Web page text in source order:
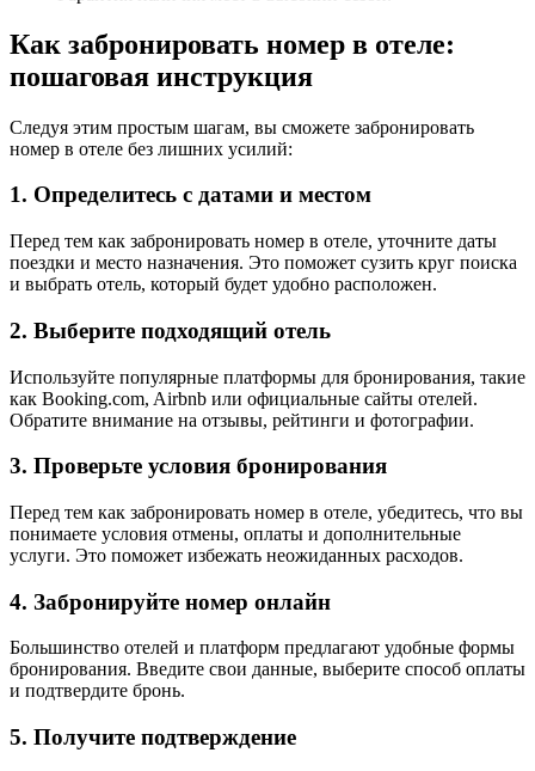
Как забронировать номер в отеле:
пошаговая инструкция
Следуя этим простым шагам, вы сможете забронировать
номер в отеле без лишних усилий:
1. Определитесь с датами и местом
Перед тем как забронировать номер в отеле, уточните даты
поездки и место назначения. Это поможет сузить круг поиска
и выбрать отель, который будет удобно расположен.
2. Выберите подходящий отель
Используйте популярные платформы для бронирования, такие
как Booking.com, Airbnb или официальные сайты отелей.
Обратите внимание на отзывы, рейтинги и фотографии.
3. Проверьте условия бронирования
Перед тем как забронировать номер в отеле, убедитесь, что вы
понимаете условия отмены, оплаты и дополнительные
услуги. Это поможет избежать неожиданных расходов.
4. Забронируйте номер онлайн
Большинство отелей и платформ предлагают удобные формы
бронирования. Введите свои данные, выберите способ оплаты
и подтвердите бронь.
5. Получите подтверждение